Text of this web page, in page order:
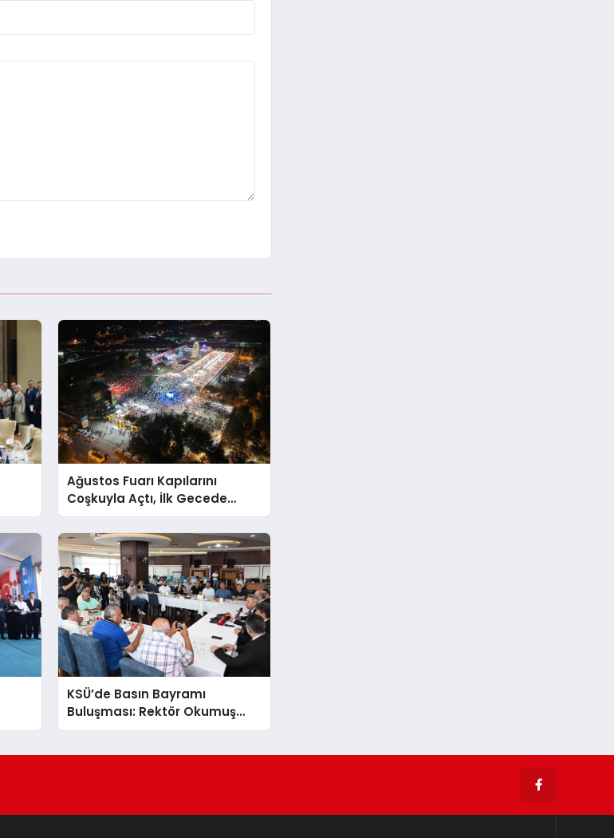
Ağustos Fuarı Kapılarını
Coşkuyla Açtı, İlk Gecede
Eypio Rüzgârı Esti
KSÜ’de Basın Bayramı
Buluşması: Rektör Okumuş
Üniversitenin Hedeflerini